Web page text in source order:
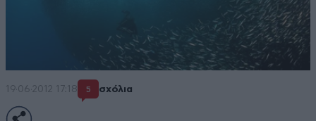
19·06·2012 17:18 5 σχόλια